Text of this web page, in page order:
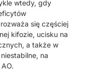
wtedy, gdy
się częściej
kifozie, ucisku na
a także w
na